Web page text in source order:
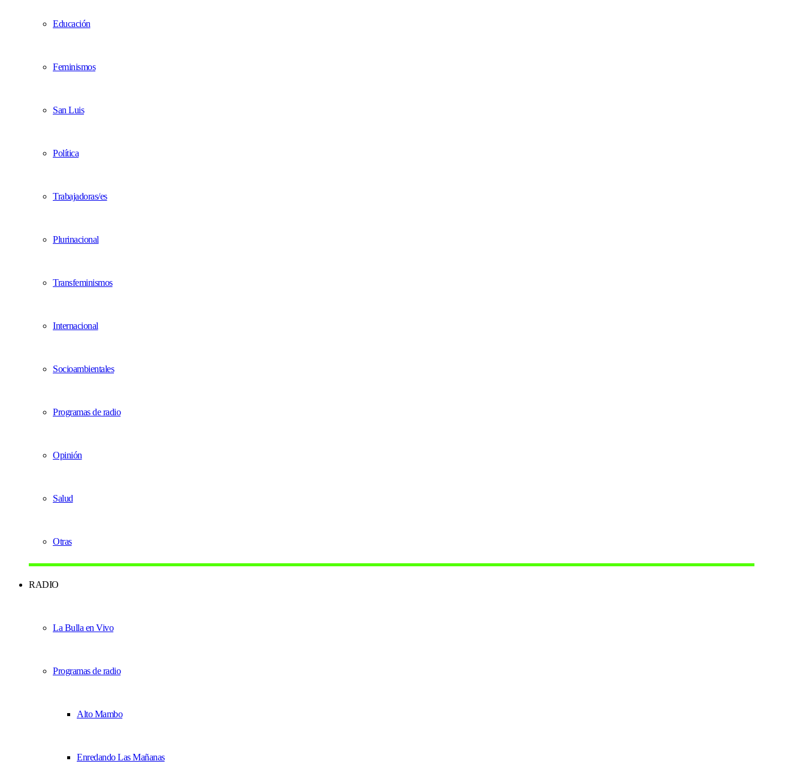
Educación
Feminismos
San Luis
Política
Trabajadoras/es
Plurinacional
Transfeminismos
Internacional
Socioambientales
Programas de radio
Opinión
Salud
Otras
RADIO
La Bulla en Vivo
Programas de radio
Alto Mambo
Enredando Las Mañanas